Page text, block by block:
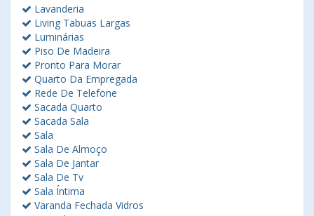
Lavanderia
Living Tabuas Largas
Luminárias
Piso De Madeira
Pronto Para Morar
Quarto Da Empregada
Rede De Telefone
Sacada Quarto
Sacada Sala
Sala
Sala De Almoço
Sala De Jantar
Sala De Tv
Sala Íntima
Varanda Fechada Vidros